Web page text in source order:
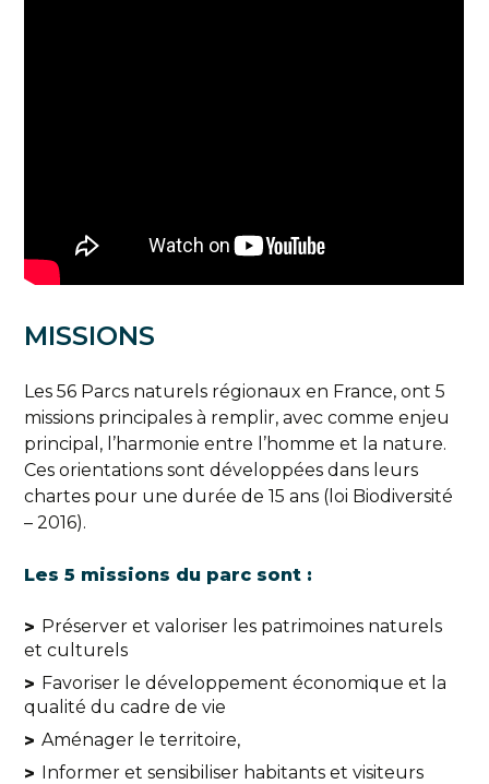
MISSIONS
Les 56 Parcs naturels régionaux en France, ont 5
missions principales à remplir, avec comme enjeu
principal, l’harmonie entre l’homme et la nature.
Ces orientations sont développées dans leurs
chartes pour une durée de 15 ans (loi Biodiversité
– 2016).
Les 5 missions du parc sont :
Préserver et valoriser les patrimoines naturels
et culturels
Favoriser le développement économique et la
qualité du cadre de vie
Aménager le territoire,
Informer et sensibiliser habitants et visiteurs